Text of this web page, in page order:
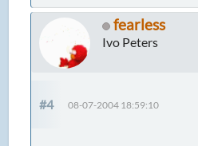
fearless
Ivo Peters
#4 08-07-2004 18:59:10